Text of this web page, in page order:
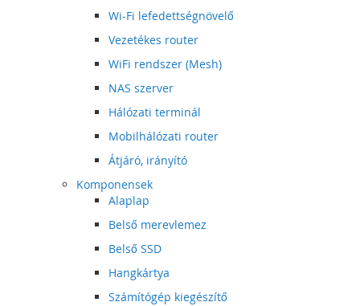
Wi-Fi lefedettségnövelő
Vezetékes router
WiFi rendszer (Mesh)
NAS szerver
Hálózati terminál
Mobilhálózati router
Átjáró, irányító
Komponensek
Alaplap
Belső merevlemez
Belső SSD
Hangkártya
Számítógép kiegészítő